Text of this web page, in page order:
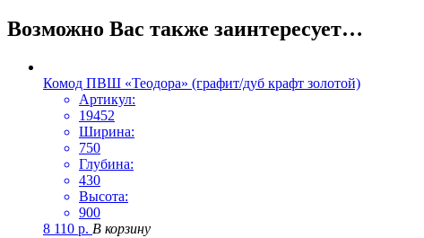
Возможно Вас также заинтересует…
Комод ПВШ «Теодора» (графит/дуб крафт золотой)
Артикул:
19452
Ширина:
750
Глубина:
430
Высота:
900
8 110 р. В корзину